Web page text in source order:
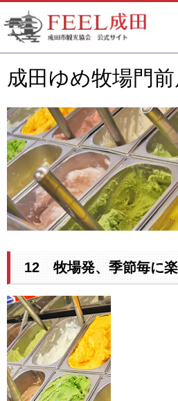
FEEL成田 成田市観光協会 公式
サイト
成田ゆめ牧場門
12 牧場発、季節毎に